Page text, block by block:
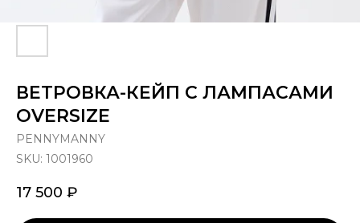
ВЕТРОВКА-КЕЙП С ЛАМПАСАМИ
OVERSIZE
PENNYMANNY
SKU: 1001960
17 500 ₽